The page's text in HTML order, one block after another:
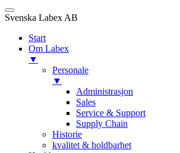
Svenska Labex AB
Start
Om Labex
▼
Personale
▼
Administrasjon
Sales
Service & Support
Supply Chain
Historie
kvalitet & holdbarhet